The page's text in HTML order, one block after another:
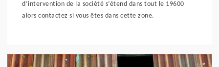
d’intervention de la société s’étend dans tout le 19600
alors contactez si vous êtes dans cette zone.